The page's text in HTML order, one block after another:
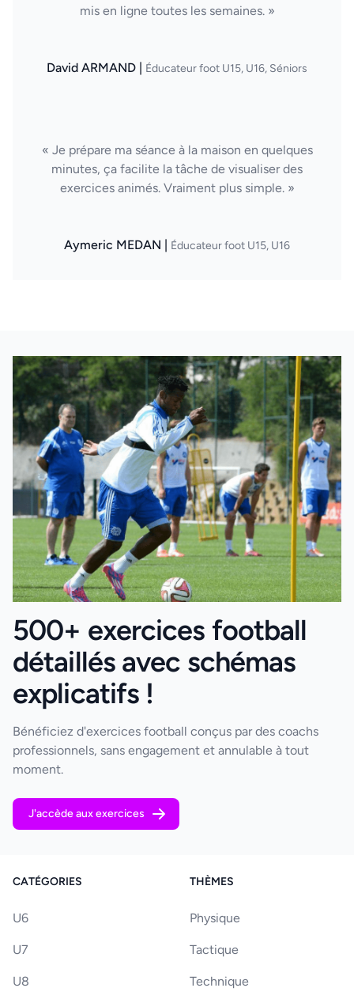
mis en ligne toutes les semaines. »
David ARMAND | Éducateur foot U15, U16, Séniors
« Je prépare ma séance à la maison en quelques
minutes, ça facilite la tâche de visualiser des
exercices animés. Vraiment plus simple. »
Aymeric MEDAN | Éducateur foot U15, U16
500+ exercices football
détaillés avec schémas
explicatifs !
Bénéficiez d'exercices football conçus par des coachs
professionnels, sans engagement et annulable à tout
moment.
J'accède aux exercices
CATÉGORIES
U6
U7
U8
THÈMES
Physique
Tactique
Technique